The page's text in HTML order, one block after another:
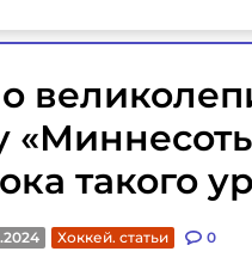
такого
Хоккей. статьи 0